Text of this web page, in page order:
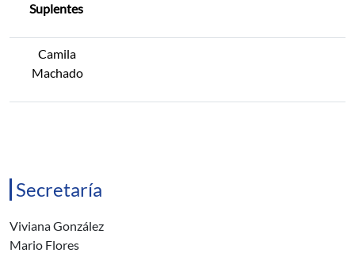
Suplentes
Camila
Machado
Secretaría
Viviana González
Mario Flores